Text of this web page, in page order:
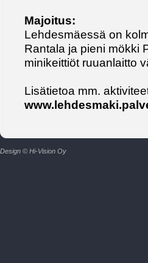
Majoitus:
Lehdesmäessä on
Rantala ja pieni mökki
minikeittiöt ruuanlaitto
Lisätietoa mm.
Design © Hi-Vision Oy